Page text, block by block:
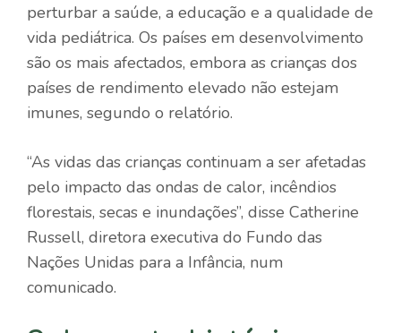
perturbar a saúde, a educação e a qualidade de
vida pediátrica. Os países em desenvolvimento
são os mais afectados, embora as crianças dos
países de rendimento elevado não estejam
imunes, segundo o relatório.
“As vidas das crianças continuam a ser afetadas
pelo impacto das ondas de calor, incêndios
florestais, secas e inundações”, disse Catherine
Russell, diretora executiva do Fundo das
Nações Unidas para a Infância, num
comunicado.